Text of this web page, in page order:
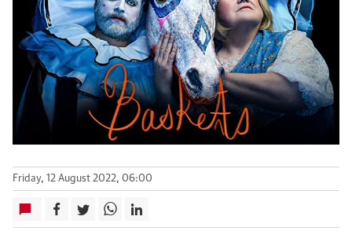
Friday, 12 August 2022, 06:00